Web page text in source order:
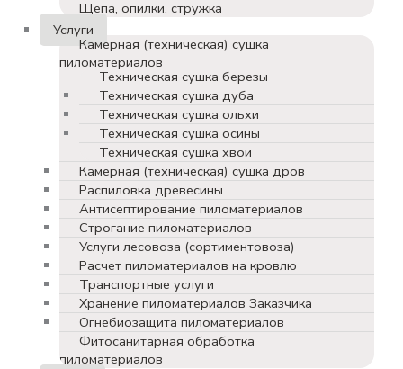
Щепа, опилки, стружка
Услуги
Камерная (техническая) сушка
пиломатериалов
Техническая сушка березы
Техническая сушка дуба
Техническая сушка ольхи
Техническая сушка осины
Техническая сушка хвои
Камерная (техническая) сушка дров
Распиловка древесины
Антисептирование пиломатериалов
Строгание пиломатериалов
Услуги лесовоза (сортиментовоза)
Расчет пиломатериалов на кровлю
Транспортные услуги
Хранение пиломатериалов Заказчика
Огнебиозащита пиломатериалов
Фитосанитарная обработка
пиломатериалов